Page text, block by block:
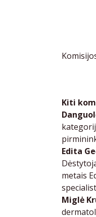
Kiti
Edita
metais
Miglė